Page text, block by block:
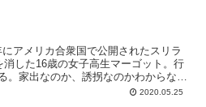
にアメリカ合衆国で公開されたスリラ
した16歳の女子高生マーゴット。行
。家出なのか、誘拐なのかわからない
2020.05.25